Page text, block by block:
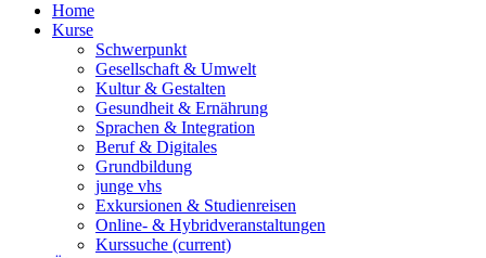
Home
Kurse
Schwerpunkt
Gesellschaft & Umwelt
Kultur & Gestalten
Gesundheit & Ernährung
Sprachen & Integration
Beruf & Digitales
Grundbildung
junge vhs
Exkursionen & Studienreisen
Online- & Hybridveranstaltungen
Kurssuche (current)